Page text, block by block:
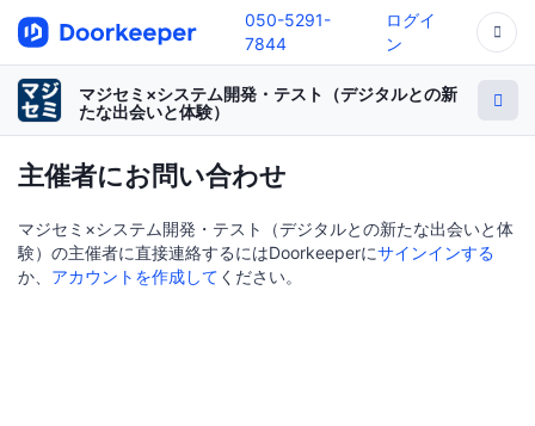
050-5291-
7844
ログイ
ン
マジセミ×システム開発・テスト（デジタルとの新
たな出会いと体験）
主催者にお問い合わせ
マジセミ×システム開発・テスト（デジタルとの新たな出会いと体
験）の主催者に直接連絡するにはDoorkeeperにサインインする
か、 アカウントを作成して ください。